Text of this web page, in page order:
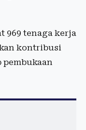
969 tenaga kerja
kontribusi